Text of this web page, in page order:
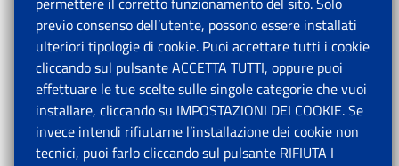
previo consenso dell’utente, possono essere installati
ulteriori tipologie di cookie. Puoi accettare tutti i cookie
cliccando sul pulsante ACCETTA TUTTI, oppure puoi
effettuare le tue scelte sulle singole categorie che vuoi
installare, cliccando su IMPOSTAZIONI DEI COOKIE. Se
invece intendi rifiutarne l’installazione dei cookie non
tecnici, puoi farlo cliccando sul pulsante RIFIUTA I